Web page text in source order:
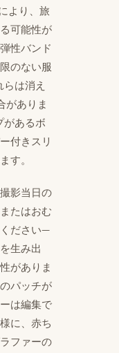
より、旅
可能性が
性バンド
のない服
は消え
がありま
があるボ
付きスリ
す。
影当日の
たはおむ
ださい—
生み出
がありま
パッチが
は編集で
に、赤ち
ファーの